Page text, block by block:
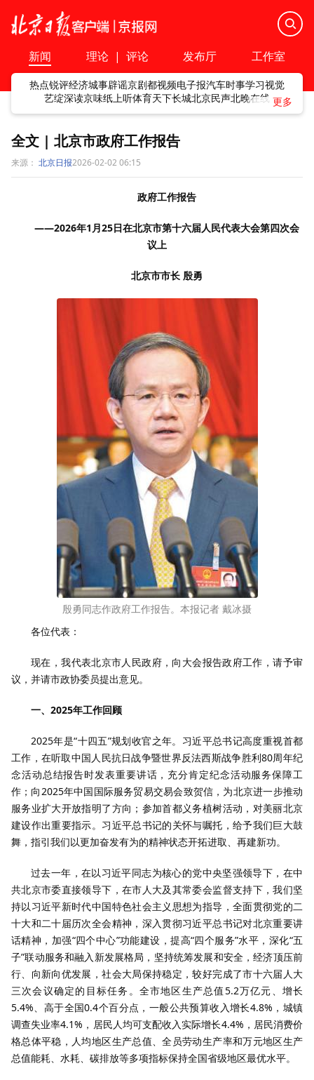
新闻 理论 | 评论 发布厅 工作室
热点锐评经济城事辟谣京剧都视频电子报汽车时事学习视觉
艺绽深读京味纸上听体育天下长城北京民声北晚在线
全文 | 北京市政府工作报告
来源： 北京日报2026-02-02 06:15
政府工作报告
——2026年1月25日在北京市第十六届人民代表大会第四次会
议上
北京市市长 殷勇
殷勇同志作政府工作报告。本报记者 戴冰摄
各位代表：
现在，我代表北京市人民政府，向大会报告政府工作，请予审
议，并请市政协委员提出意见。
一、2025年工作回顾
2025年是“十四五”规划收官之年。习近平总书记高度重视首都
工作，在听取中国人民抗日战争暨世界反法西斯战争胜利80周年纪
念活动总结报告时发表重要讲话，充分肯定纪念活动服务保障工
作；向2025年中国国际服务贸易交易会致贺信，为北京进一步推动
服务业扩大开放指明了方向；参加首都义务植树活动，对美丽北京
建设作出重要指示。习近平总书记的关怀与嘱托，给予我们巨大鼓
舞，指引我们以更加奋发有为的精神状态开拓进取、再建新功。
过去一年，在以习近平同志为核心的党中央坚强领导下，在中
共北京市委直接领导下，在市人大及其常委会监督支持下，我们坚
持以习近平新时代中国特色社会主义思想为指导，全面贯彻党的二
十大和二十届历次全会精神，深入贯彻习近平总书记对北京重要讲
话精神，加强“四个中心”功能建设，提高“四个服务”水平，深化“五
子”联动服务和融入新发展格局，坚持统筹发展和安全，经济顶压前
行、向新向优发展，社会大局保持稳定，较好完成了市十六届人大
三次会议确定的目标任务。全市地区生产总值5.2万亿元、增长
5.4%、高于全国0.4个百分点，一般公共预算收入增长4.8%，城镇
调查失业率4.1%，居民人均可支配收入实际增长4.4%，居民消费价
格总体平稳，人均地区生产总值、全员劳动生产率和万元地区生产
总值能耗、水耗、碳排放等多项指标保持全国省级地区最优水平。